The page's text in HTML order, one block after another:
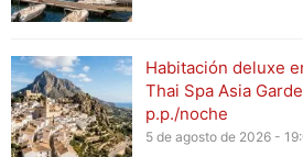
Habitación deluxe
Thai Spa Asia
p.p./noche
5 de agosto de 2026 -